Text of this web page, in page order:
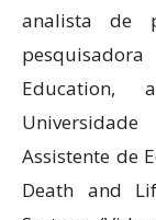
analista de
Education,
Assistente de
Death and